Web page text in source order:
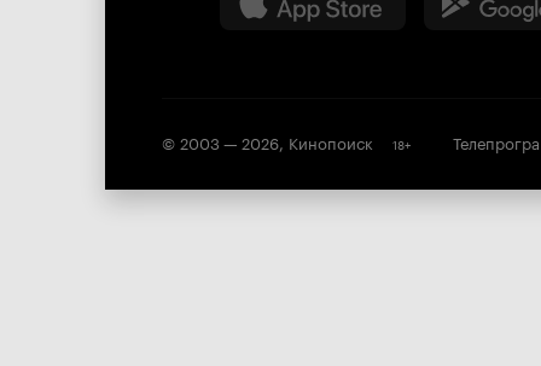
© 2003 — 2026, Кинопоиск 18+